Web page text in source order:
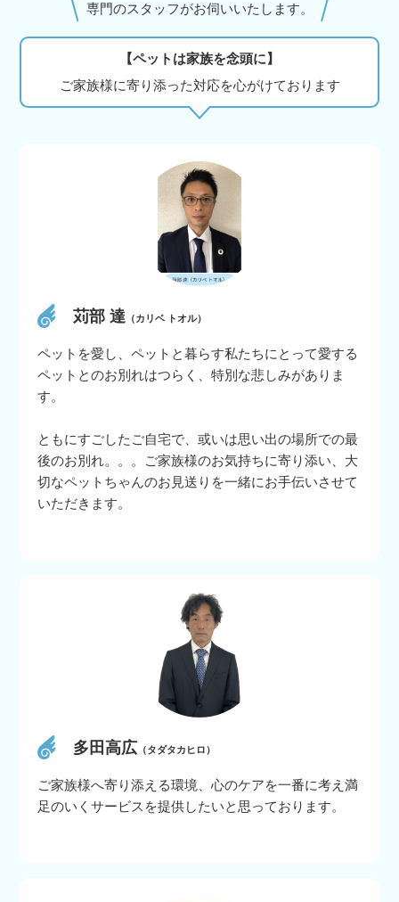
専門のスタッフがお伺いいたします。
【ペットは家族を念頭に】
ご家族様に寄り添った対応を心がけております
苅部 達 （カリベ トオル）
ペットを愛し、ペットと暮らす私たちにとって愛する
ペットとのお別れはつらく、特別な悲しみがありま
す。
ともにすごしたご自宅で、或いは思い出の場所での最
後のお別れ。。。ご家族様のお気持ちに寄り添い、大
切なペットちゃんのお見送りを一緒にお手伝いさせて
いただきます。
多田高広 （タダタカヒロ）
ご家族様へ寄り添える環境、心のケアを一番に考え満
足のいくサービスを提供したいと思っております。